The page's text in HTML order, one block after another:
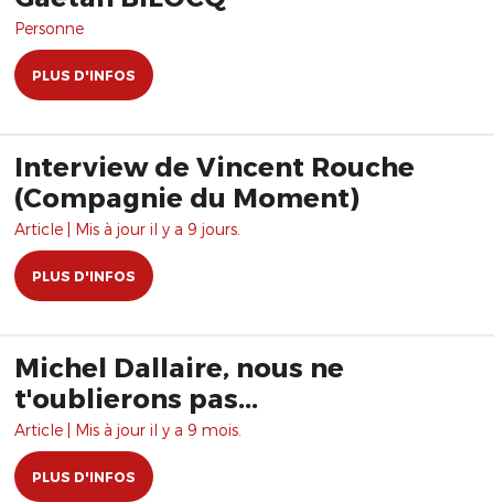
Personne
PLUS D'INFOS
Interview de Vincent Rouche
(Compagnie du Moment)
Article | Mis à jour il y a 9 jours.
PLUS D'INFOS
Michel Dallaire, nous ne
t'oublierons pas...
Article | Mis à jour il y a 9 mois.
PLUS D'INFOS